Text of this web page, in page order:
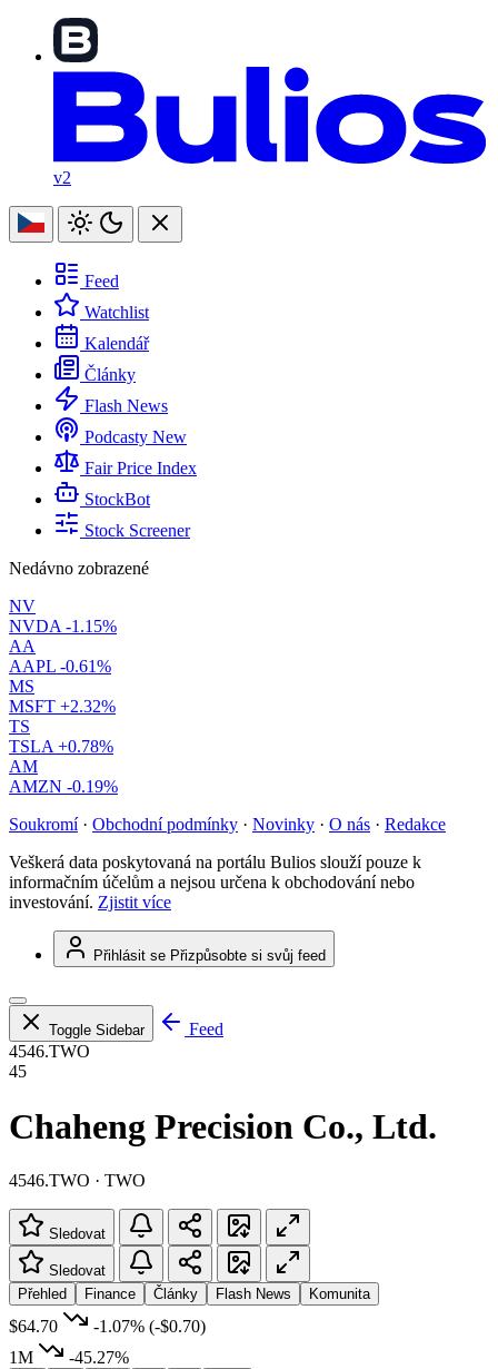
v2
Feed
Watchlist
Kalendář
Články
Flash News
Podcasty New
Fair Price Index
StockBot
Stock Screener
Nedávno zobrazené
NV
NVDA -1.15%
AA
AAPL -0.61%
MS
MSFT +2.32%
TS
TSLA +0.78%
AM
AMZN -0.19%
Soukromí · Obchodní podmínky · Novinky · O nás · Redakce
Veškerá data poskytovaná na portálu Bulios slouží pouze k
informačním účelům a nejsou určena k obchodování nebo
investování. Zjistit více
Přihlásit se Přizpůsobte si svůj feed
Toggle Sidebar
Feed
4546.TWO
45
Chaheng Precision Co., Ltd.
4546.TWO · TWO
Sledovat
Sledovat
Přehled
Finance Články Flash News Komunita
$64.70 -1.07% (-$0.70)
1M
-45.27%